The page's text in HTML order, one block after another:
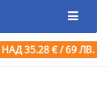
НАД 35.28 € / 69 ЛВ.